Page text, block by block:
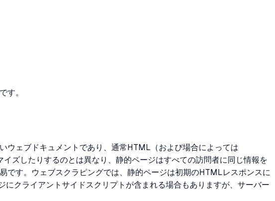
す。
ウェブドキュメントであり、通常HTML（および場合によっては
ズしたりするのとは異なり、静的ページはすべての訪問者に同じ情報を
す。ウェブスクラピングでは、静的ページは初期のHTMLレスポンスに
クライアントサイドスクリプトが含まれる場合もありますが、サーバー